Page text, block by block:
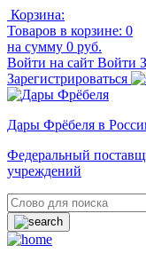
Корзина:
Товаров в корзине: 0
на сумму 0 руб.
Войти на сайт Войти
Зарегистрироваться
Дары Фрёбеля в
Федеральный
учреждений